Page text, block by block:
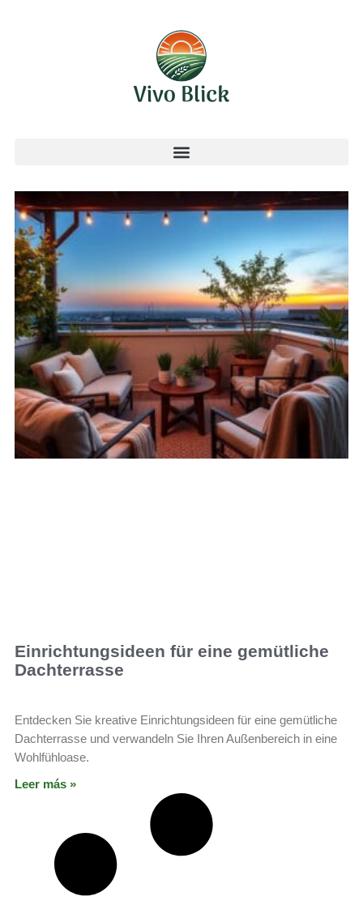
Einrichtungsideen für eine gemütliche
Dachterrasse
Entdecken Sie kreative Einrichtungsideen für eine gemütliche
Dachterrasse und verwandeln Sie Ihren Außenbereich in eine
Wohlfühloase.
Leer más »